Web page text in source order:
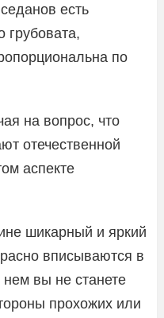
есть
грубовата,
по
на вопрос, что
отечественной
аспекте
шикарный и яркий
вписываются в
нем вы не станете
прохожих или